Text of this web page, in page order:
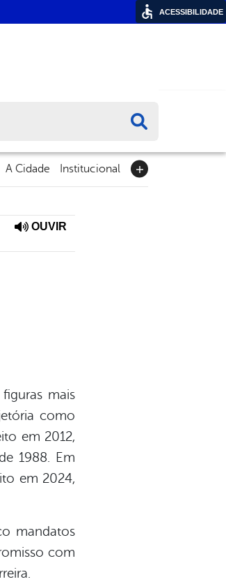
A Cidade Institucional
OUVIR
mais
como
em 2012,
1988. Em
em 2024,
mandatos
com
ACESSIBILIDADE